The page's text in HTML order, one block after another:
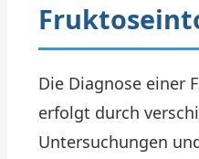
Die Diagnose einer
erfolgt durch
Untersuchungen